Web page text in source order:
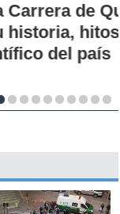
Química de
y aporte